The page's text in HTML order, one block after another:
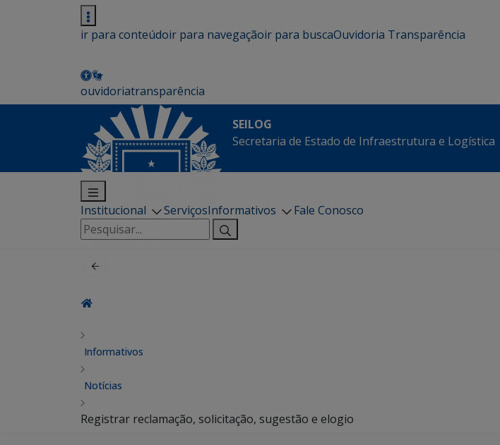
ir para conteúdoir para navegaçãoir para buscaOuvidoria Transparência
ouvidoriatransparência
SEILOG
Secretaria de Estado de Infraestrutura e Logística
Institucional ServiçosInformativos
Fale Conosco
Pesquisar
por:
Informativos
Notícias
Registrar reclamação, solicitação, sugestão e elogio